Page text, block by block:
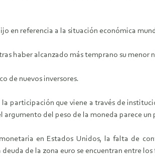
en referencia a la situación económica
haber alcanzado más temprano su menor
de nuevos inversores.
participación que viene a través de
argumento del peso de la moneda parece un
en Estados Unidos, la falta de
de la zona euro se encuentran entre